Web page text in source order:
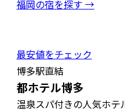
福岡の宿を探す →
最安値をチェック
博多駅直結
都ホテル博多
温泉スパ付きの人気ホテ